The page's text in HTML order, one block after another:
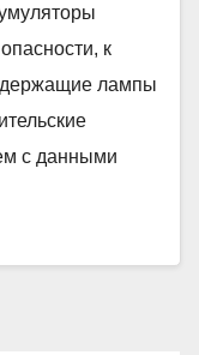
к
лампы
с данными